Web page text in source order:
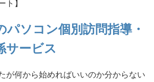
ト】
パソコン個別訪問指導・
サービス
が何から始めればいいのか分からない